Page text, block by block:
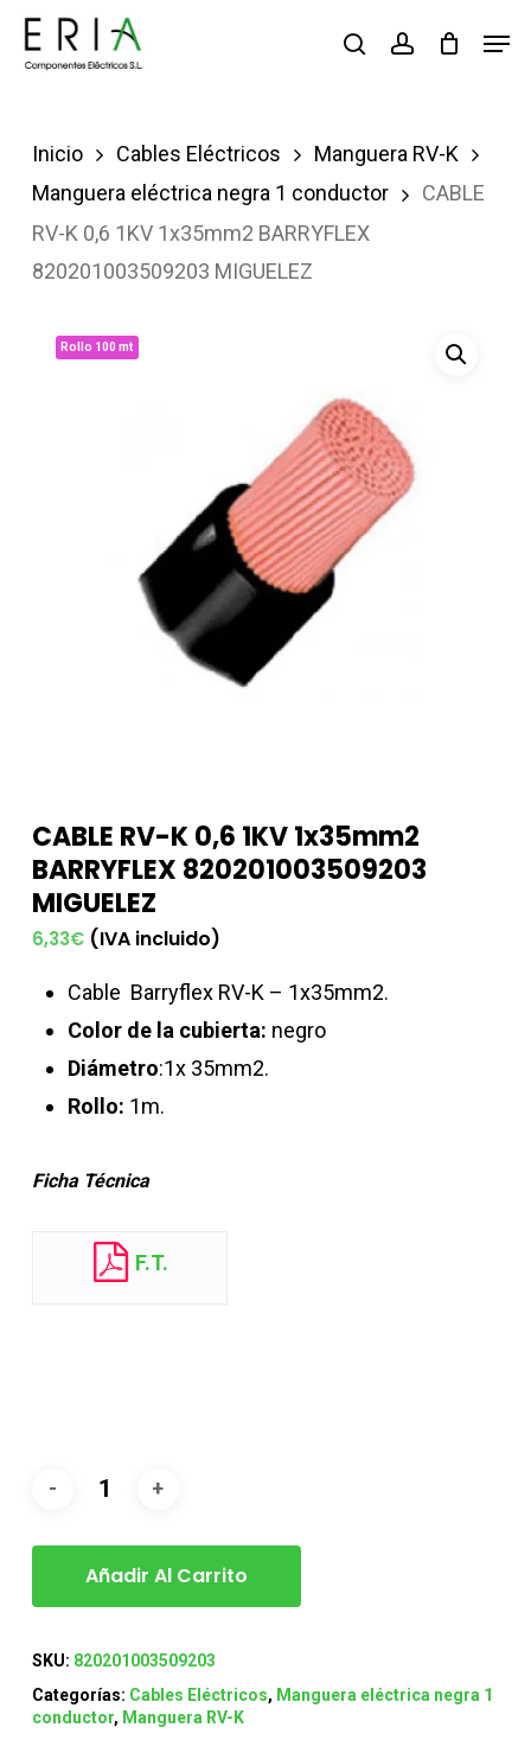
Saltar
buscaraccount
Inicio Cables Eléctricos
Manguera RV-K
Manguera eléctrica negra 1 conductor
CABLE
RV-K 0,6 1KV 1x35mm2 BARRYFLEX
820201003509203 MIGUELEZ
Rollo 100 mt
CABLE RV-K 0,6 1KV 1x35mm2
BARRYFLEX 820201003509203
MIGUELEZ
6,33€ (IVA incluido)
Cable Barryflex RV-K – 1x35mm2.
Color de la cubierta: negro
Diámetro:1x 35mm2.
Rollo: 1m.
Ficha Técnica
F.T.
Añadir Al Carrito
SKU: 820201003509203
Categorías: Cables Eléctricos, Manguera eléctrica negra 1
conductor, Manguera RV-K